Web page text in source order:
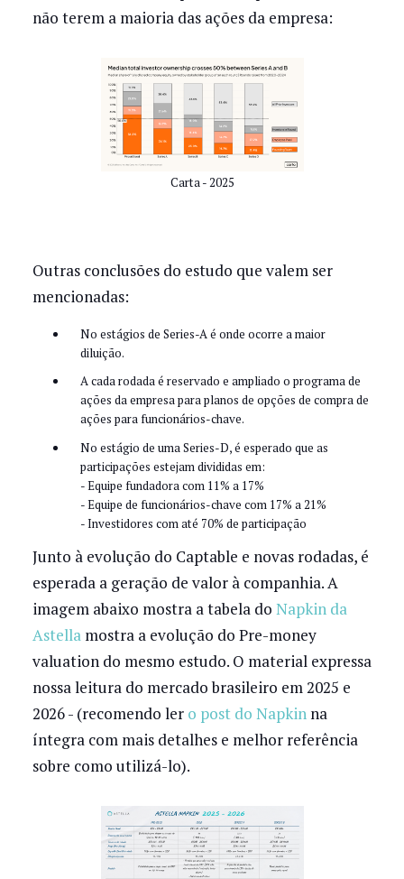
não terem a maioria das ações da empresa:
Carta - 2025
Outras conclusões do estudo que valem ser
mencionadas:
No estágios de Series-A é onde ocorre a maior
diluição.
A cada rodada é reservado e ampliado o programa de
ações da empresa para planos de opções de compra de
ações para funcionários-chave.
No estágio de uma Series-D, é esperado que as
participações estejam divididas em:
- Equipe fundadora com 11% a 17%
- Equipe de funcionários-chave com 17% a 21%
- Investidores com até 70% de participação
Junto à evolução do Captable e novas rodadas, é
esperada a geração de valor à companhia. A
imagem abaixo mostra a tabela do Napkin da
Astella mostra a evolução do Pre-money
valuation do mesmo estudo. O material expressa
nossa leitura do mercado brasileiro em 2025 e
2026 - (recomendo ler o post do Napkin na
íntegra com mais detalhes e melhor referência
sobre como utilizá-lo).